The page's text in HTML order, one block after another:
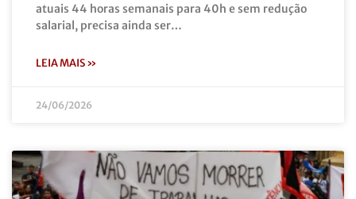
atuais 44 horas semanais para 40h e sem redução
salarial, precisa ainda ser…
LEIA MAIS »
24/06/2026